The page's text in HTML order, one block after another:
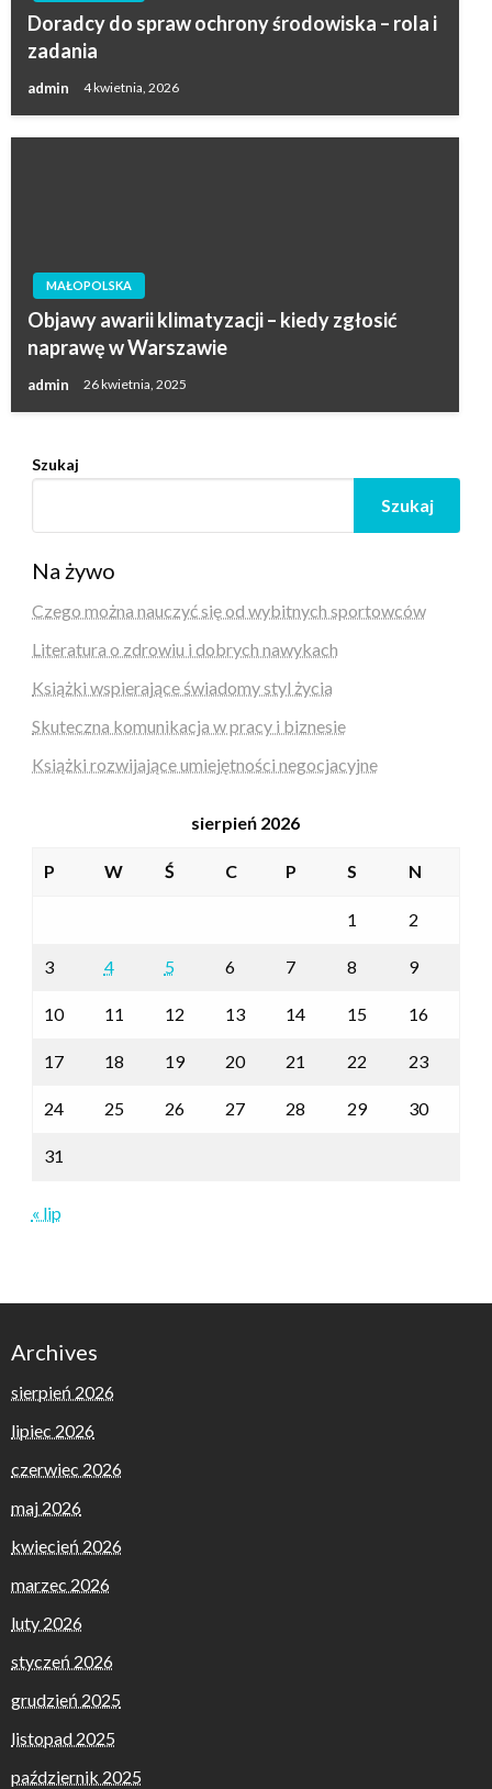
Doradcy do spraw ochrony środowiska – rola i
zadania
admin 4 kwietnia, 2026
MAŁOPOLSKA
Objawy awarii klimatyzacji – kiedy zgłosić
naprawę w Warszawie
admin 26 kwietnia, 2025
Szukaj
Szukaj
Na żywo
Czego można nauczyć się od wybitnych sportowców
Literatura o zdrowiu i dobrych nawykach
Książki wspierające świadomy styl życia
Skuteczna komunikacja w pracy i biznesie
Książki rozwijające umiejętności negocjacyjne
sierpień 2026
P W Ś C P S N
1 2
3 4 5 6 7 8 9
10 11 12 13 14 15 16
17 18 19 20 21 22 23
24 25 26 27 28 29 30
31
« lip
Archives
sierpień 2026
lipiec 2026
czerwiec 2026
maj 2026
kwiecień 2026
marzec 2026
luty 2026
styczeń 2026
grudzień 2025
listopad 2025
październik 2025